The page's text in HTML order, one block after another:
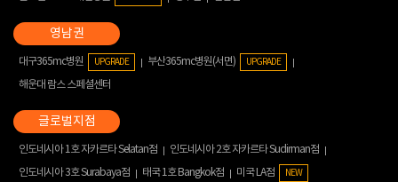
대구365mc병원 UPGRADE 부산365mc병원(서면) UPGRADE
해운대 람스 스페셜센터
인도네시아 1호 자카르타 Selatan점
인도네시아 2호 자카르타 Sudirman점
인도네시아 3호 Surabaya점
태국 1호 Bangkok점 미국 LA점 NEW